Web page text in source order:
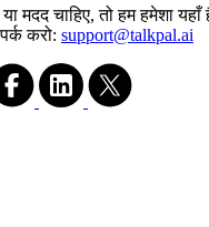
मदद चाहिए, तो हम हमेशा
करो: support@talkpal.ai